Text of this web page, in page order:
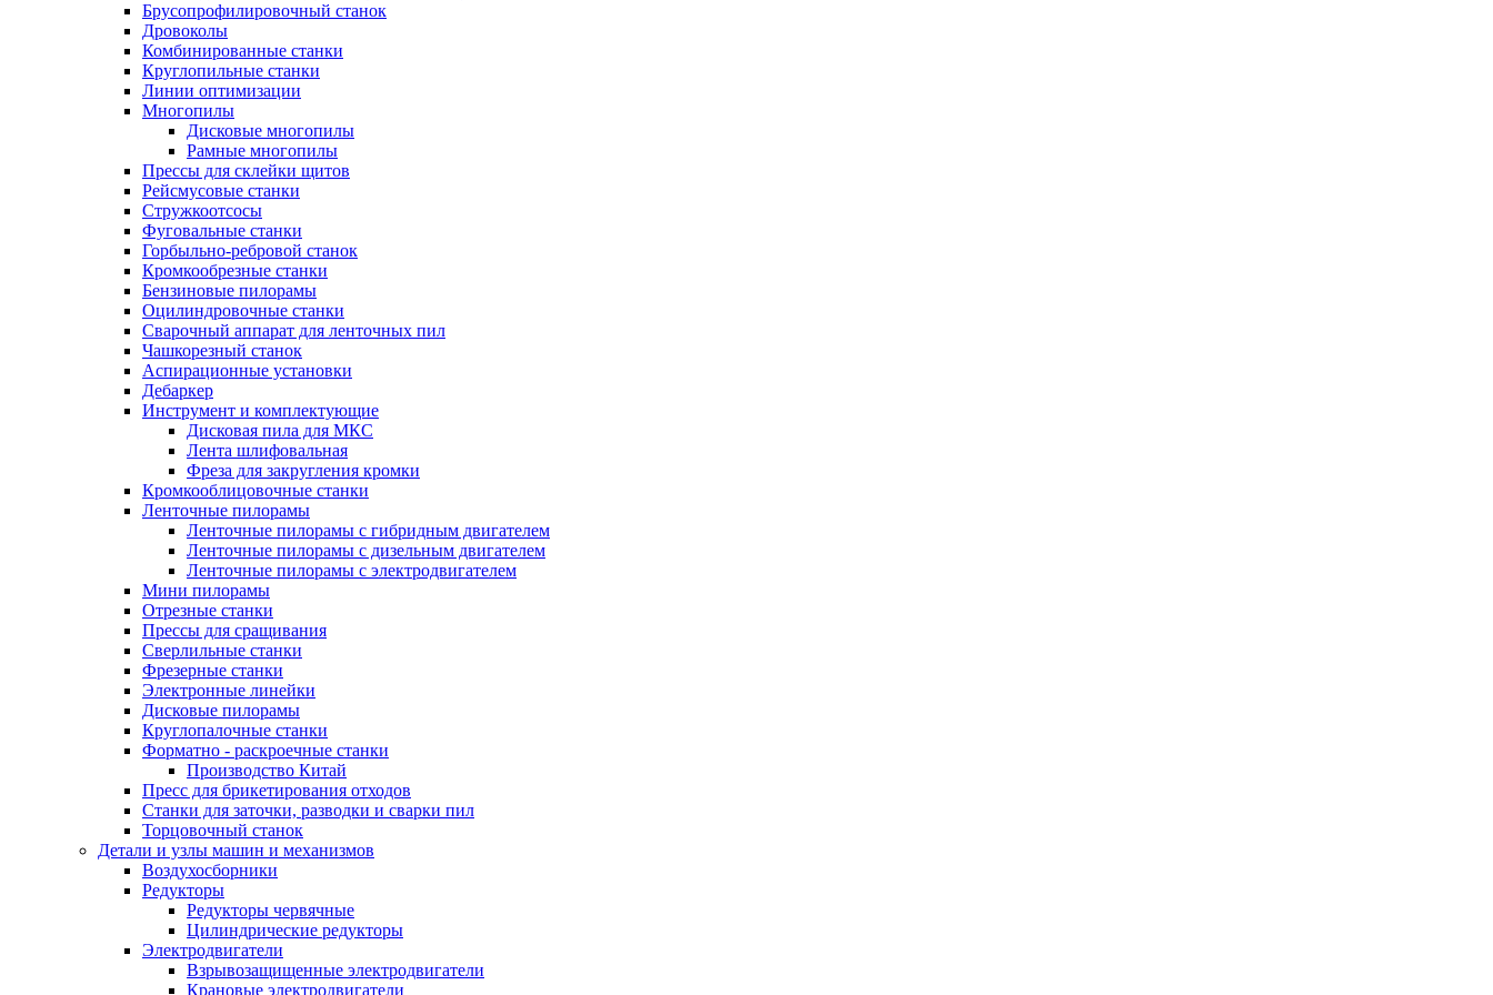
Брусопрофилировочный станок
Дровоколы
Комбинированные станки
Круглопильные станки
Линии оптимизации
Многопилы
Дисковые многопилы
Рамные многопилы
Прессы для склейки щитов
Рейсмусовые станки
Стружкоотсосы
Фуговальные станки
Горбыльно-ребровой станок
Кромкообрезные станки
Бензиновые пилорамы
Оцилиндровочные станки
Сварочный аппарат для ленточных пил
Чашкорезный станок
Аспирационные установки
Дебаркер
Инструмент и комплектующие
Дисковая пила для МКС
Лента шлифовальная
Фреза для закругления кромки
Кромкооблицовочные станки
Ленточные пилорамы
Ленточные пилорамы с гибридным двигателем
Ленточные пилорамы с дизельным двигателем
Ленточные пилорамы с электродвигателем
Мини пилорамы
Отрезные станки
Прессы для сращивания
Сверлильные станки
Фрезерные станки
Электронные линейки
Дисковые пилорамы
Круглопалочные станки
Форматно - раскроечные станки
Производство Китай
Пресс для брикетирования отходов
Станки для заточки, разводки и сварки пил
Торцовочный станок
Детали и узлы машин и механизмов
Воздухосборники
Редукторы
Редукторы червячные
Цилиндрические редукторы
Электродвигатели
Взрывозащищенные электродвигатели
Крановые электродвигатели